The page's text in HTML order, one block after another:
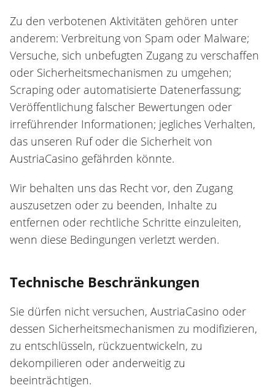
Zu den verbotenen Aktivitäten gehören unter
anderem: Verbreitung von Spam oder Malware;
Versuche, sich unbefugten Zugang zu verschaffen
oder Sicherheitsmechanismen zu umgehen;
Scraping oder automatisierte Datenerfassung;
Veröffentlichung falscher Bewertungen oder
irreführender Informationen; jegliches Verhalten,
das unseren Ruf oder die Sicherheit von
AustriaCasino gefährden könnte.
Wir behalten uns das Recht vor, den Zugang
auszusetzen oder zu beenden, Inhalte zu
entfernen oder rechtliche Schritte einzuleiten,
wenn diese Bedingungen verletzt werden.
Technische Beschränkungen
Sie dürfen nicht versuchen, AustriaCasino oder
dessen Sicherheitsmechanismen zu modifizieren,
zu entschlüsseln, rückzuentwickeln, zu
dekompilieren oder anderweitig zu
beeinträchtigen.